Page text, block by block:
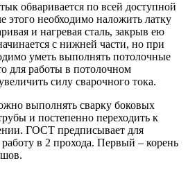
обваривается по всей доступной
этого необходимо наложить латку
и нагревая сталь, закрыв ею
с нижней части, но при
уметь выполнять потолочные
для работы в потолочном
силу сварочного тока.
выполнять сварку боковых
и постепенно переходить к
ГОСТ предписывает для
в 2 прохода. Первый – корень